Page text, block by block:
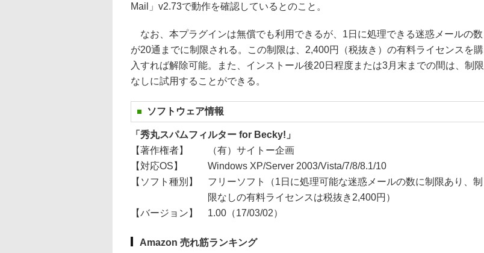
Mail」v2.73で動作を確認しているとのこと。
なお、本プラグインは無償でも利用できるが、1日に処理できる迷惑メールの数
が20通までに制限される。この制限は、2,400円（税抜き）の有料ライセンスを購
入すれば解除可能。また、インストール後20日程度または3月末までの間は、制限
なしに試用することができる。
ソフトウェア情報
「秀丸スパムフィルター for Becky!」
【著作権者】
（有）サイトー企画
【対応OS】
Windows XP/Server 2003/Vista/7/8/8.1/10
【ソフト種別】
フリーソフト（1日に処理可能な迷惑メールの数に制限あり、制
限なしの有料ライセンスは税抜き2,400円）
【バージョン】
1.00（17/03/02）
Amazon 売れ筋ランキング